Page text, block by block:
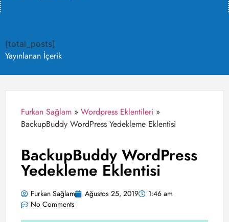
[total_posts]
Yayınlanan İçerik
Furkan Sağlam » Wordpress Eklentileri »
BackupBuddy WordPress Yedekleme Eklentisi
BackupBuddy WordPress
Yedekleme Eklentisi
Furkan Sağlam Ağustos 25, 2019
1:46 am
No Comments